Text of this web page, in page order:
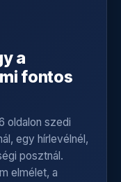
a
fontos
oldalon szedi
egy hírlevélnél,
posztnál.
elmélet, a